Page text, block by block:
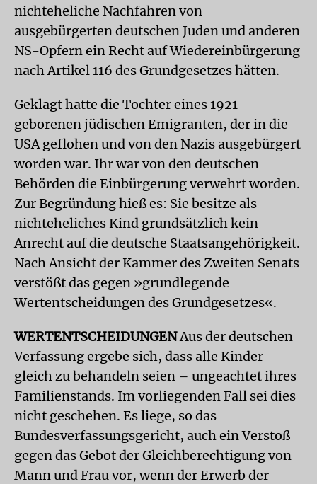
nichteheliche Nachfahren von
ausgebürgerten deutschen Juden und anderen
NS-Opfern ein Recht auf Wiedereinbürgerung
nach Artikel 116 des Grundgesetzes hätten.
Geklagt hatte die Tochter eines 1921
geborenen jüdischen Emigranten, der in die
USA geflohen und von den Nazis ausgebürgert
worden war. Ihr war von den deutschen
Behörden die Einbürgerung verwehrt worden.
Zur Begründung hieß es: Sie besitze als
nichteheliches Kind grundsätzlich kein
Anrecht auf die deutsche Staatsangehörigkeit.
Nach Ansicht der Kammer des Zweiten Senats
verstößt das gegen »grundlegende
Wertentscheidungen des Grundgesetzes«.
WERTENTSCHEIDUNGENAus der deutschen
Verfassung ergebe sich, dass alle Kinder
gleich zu behandeln seien – ungeachtet ihres
Familienstands. Im vorliegenden Fall sei dies
nicht geschehen. Es liege, so das
Bundesverfassungsgericht, auch ein Verstoß
gegen das Gebot der Gleichberechtigung von
Mann und Frau vor, wenn der Erwerb der